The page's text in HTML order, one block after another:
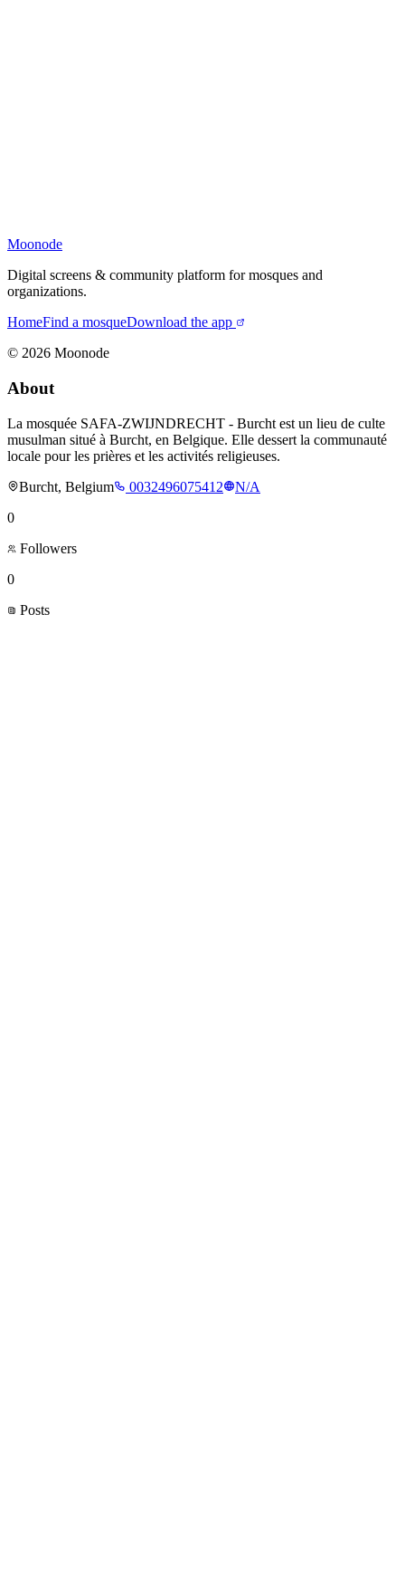
Moonode
Digital screens & community platform for mosques and
organizations.
HomeFind a mosqueDownload the app
© 2026 Moonode
About
La mosquée SAFA-ZWIJNDRECHT - Burcht est un lieu de culte
musulman situé à Burcht, en Belgique. Elle dessert la communauté
locale pour les prières et les activités religieuses.
Burcht, Belgium
0032496075412
N/A
0
Followers
0
Posts